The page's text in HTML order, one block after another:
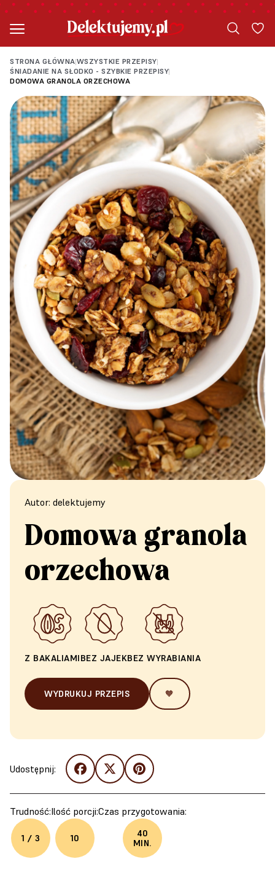
STRONA GŁÓWNA|WSZYSTKIE PRZEPISY|
ŚNIADANIE NA SŁODKO - SZYBKIE PRZEPISY|
DOMOWA GRANOLA ORZECHOWA
Autor: delektujemy
Domowa granola
orzechowa
Z BAKALIAMIBEZ JAJEKBEZ WYRABIANIA
WYDRUKUJ PRZEPIS 🧡
Udostępnij:
Trudność:
1 / 3
Ilość porcji:
10
Czas przygotowania:
40
MIN.